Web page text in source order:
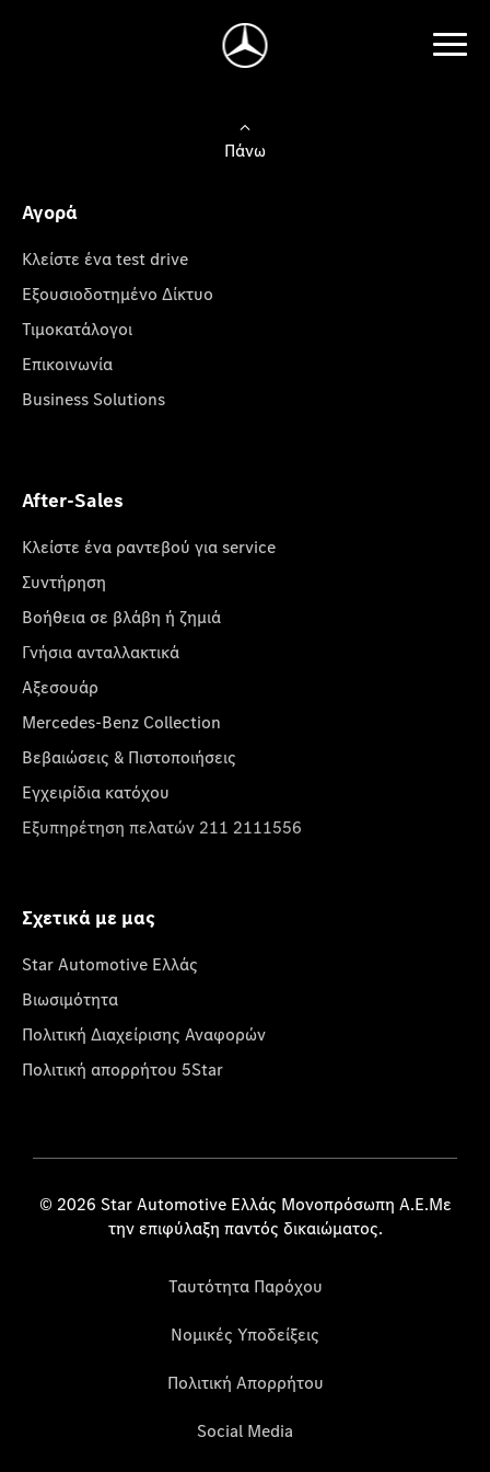
Πάνω
Αγορά
Κλείστε ένα test drive
Εξουσιοδοτημένο Δίκτυο
Τιμοκατάλογοι
Επικοινωνία
Business Solutions
After-Sales
Κλείστε ένα ραντεβού για service
Συντήρηση
Βοήθεια σε βλάβη ή ζημιά
Γνήσια ανταλλακτικά
Αξεσουάρ
Mercedes-Benz Collection
Βεβαιώσεις & Πιστοποιήσεις
Εγχειρίδια κατόχου
Εξυπηρέτηση πελατών 211 2111556
Σχετικά με μας
Star Automotive Ελλάς
Βιωσιμότητα
Πολιτική Διαχείρισης Αναφορών
Πολιτική απορρήτου 5Star
© 2026 Star Automotive Ελλάς Μονοπρόσωπη Α.Ε.Με
την επιφύλαξη παντός δικαιώματος.
Ταυτότητα Παρόχου
Νομικές Υποδείξεις
Πολιτική Απορρήτου
Social Media